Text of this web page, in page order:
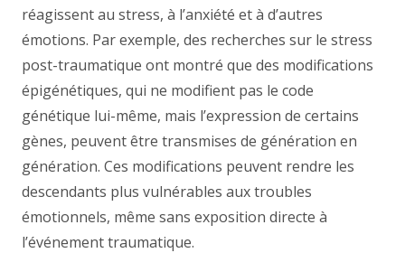
réagissent au stress, à l’anxiété et à d’autres
émotions. Par exemple, des recherches sur le stress
post-traumatique ont montré que des modifications
épigénétiques, qui ne modifient pas le code
génétique lui-même, mais l’expression de certains
gènes, peuvent être transmises de génération en
génération. Ces modifications peuvent rendre les
descendants plus vulnérables aux troubles
émotionnels, même sans exposition directe à
l’événement traumatique.